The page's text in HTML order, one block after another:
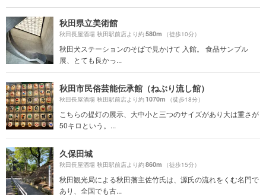
秋田県立美術館
秋田長屋酒場 秋田駅前店より約580m （徒歩10分）
秋田犬ステーションのそばで見かけて 入館。 食品サンプル
展、とても良かっ...
秋田市民俗芸能伝承館（ねぶり流し館）
秋田長屋酒場 秋田駅前店より約1070m （徒歩18分）
こちらの提灯の展示、大中小と三つのサイズがあり大は重さが
50キロという。...
久保田城
秋田長屋酒場 秋田駅前店より約860m （徒歩15分）
秋田観光局による秋田藩主佐竹氏は、源氏の流れをくむ名門で
あり、全国でも古...